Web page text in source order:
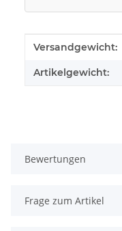
Produkteigenschaft
Wert
Versandgewicht:
Artikelgewicht:
Bewertungen
Frage zum Artikel